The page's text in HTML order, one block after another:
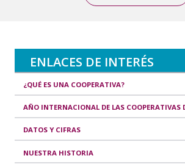
ENLACES DE INTERÉS
¿QUÉ ES UNA COOPERATIVA?
AÑO INTERNACIONAL DE LAS COOPERATIVAS
DATOS Y CIFRAS
NUESTRA HISTORIA